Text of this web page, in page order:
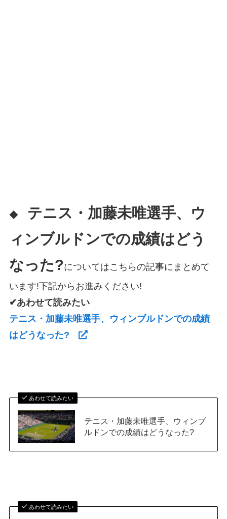
◆
テニス・加藤未唯選手、ウ
ィンブルドンでの成績はどう
なった?についてはこちらの記事にまとめて
います!下記からお進みください!
✔あわせて読みたい
テニス・加藤未唯選手、ウィンブルドンでの成績
はどうなった?
あわせて読みたい
テニス・加藤未唯選手、ウィンブ
ルドンでの成績はどうなった?
あわせて読みたい